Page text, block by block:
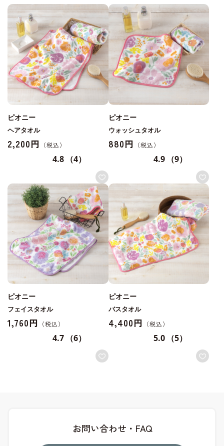
ピオニー
ヘアタオル
2,200円
4.8 （4）
ピオニー
ウォッシュタオル
880円
4.9 （9）
ピオニー
フェイスタオル
1,760円
4.7 （6）
ピオニー
バスタオル
4,400円
5.0 （5）
お問い合わせ・FAQ